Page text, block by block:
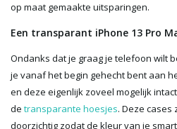
op maat gemaakte uitsparingen.
Een transparant iPhone 13 Pro
Ondanks dat je graag je telefoon wilt
je vanaf het begin gehecht bent aan
en deze eigenlijk zoveel mogelijk
de transparante hoesjes. Deze
doorzichtig zodat de kleur van je